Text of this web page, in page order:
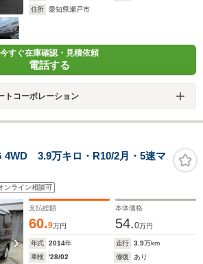
住所
愛知県瀬戸市
今すぐ在庫確認・見積依頼
電話する
トコーポレーション
3.9万キロ・R10/2月・5速マ
ンライン相談可
支払総額
60.9万円
本体価格
54.0万円
年式 2014年 走行 3.9万km
車検
'28/02 修復
あり